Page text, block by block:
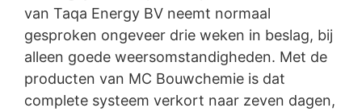
van Taqa Energy BV neemt normaal
gesproken ongeveer drie weken in beslag, bij
alleen goede weersomstandigheden. Met de
producten van MC Bouwchemie is dat
complete systeem verkort naar zeven dagen,
https://www.google.de/intl/de/policies/privacy
In het kader van YouTube bewaren wij geen enkele
persoonsgegevens. Persoonsgegevens worden niet
overgedragen naar overige ontvangers.
Herroeping van uw toestemming voor
gegevensverwerking